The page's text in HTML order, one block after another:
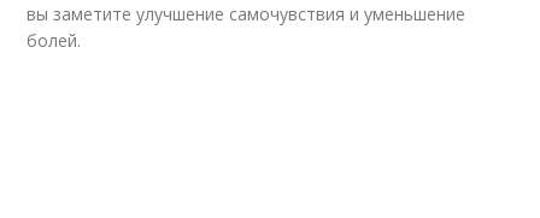
вы заметите улучшение самочувствия и уменьшение
болей.